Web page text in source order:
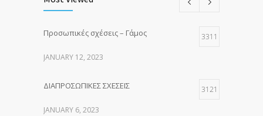
Προσωπικές σχέσεις – Γάμος 3311
JANUARY 12, 2023
ΔΙΑΠΡΟΣΩΠΙΚΕΣ ΣΧΕΣΕΙΣ 3121
JANUARY 6, 2023